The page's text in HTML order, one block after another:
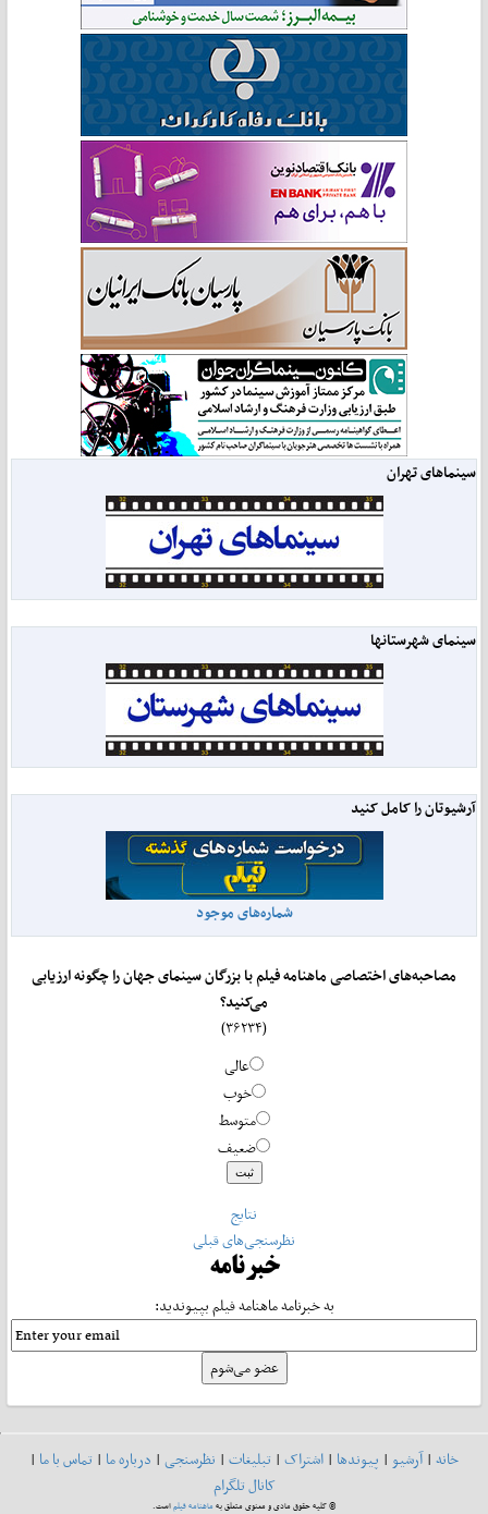
سینماهای تهران
سینمای شهرستانها
آرشیوتان را کامل کنید
شماره‌های موجود
مصاحبه‌های اختصاصی ماهنامه فیلم با بزرگان سینمای جهان را چگونه ارزیابی
می‌کنید؟
عالی
خوب
متوسط
ضعیف
نتایج
نظرسنجی‌های قبلی
خبرنامه
به خبرنامه ماهنامه فیلم بپیوندید:
خانه|آرشیو| پیوندها| اشتراک| تبلیغات| نظرسنجی| درباره ما| تماس با ما|
کانال تلگرام
© کلیه حقوق مادی و معنوی متعلق بهماهنامه فیلماست.